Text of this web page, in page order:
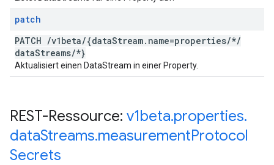
patch
PATCH /v1beta/{dataStream. name=properties/*/
dataStreams/*}
Aktualisiert einen DataStream in einer Property.
REST-Ressource: v1beta.properties.
dataStreams.measurementProtocol
Secrets